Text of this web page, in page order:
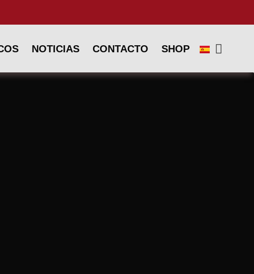
NOTICIAS CONTACTO SHOP